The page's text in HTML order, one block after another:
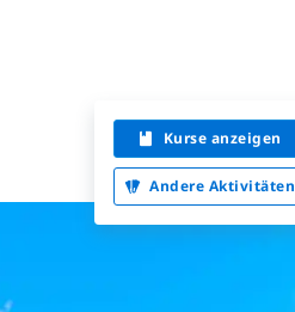
Kurse anzeigen
Andere Aktivitäten